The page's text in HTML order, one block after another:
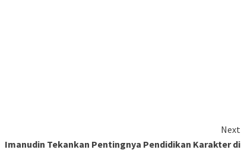
Next
Imanudin Tekankan Pentingnya Pendidikan Karakter di